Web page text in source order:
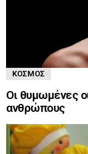
ΚΌΣΜΟΣ
Οι θυμωμένες
ανθρώπους